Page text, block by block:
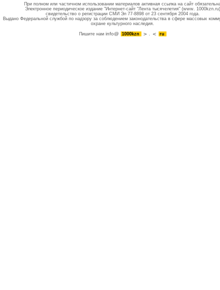
При полном или частичном использовании материалов активная ссылка на сайт
Электронное периодическое издание "Интернет-сайт "Лента тысячелетия" (www. 1000kzn.ru)
свидетельство о регистрации СМИ Эл 77-8898 от 23 сентября 2004 года.
Выдано Федеральной службой по надзору за соблюдением законодательства в сфере массовых
охране культурного наследия.
Пишите намinfo@ 1000kzn . ru